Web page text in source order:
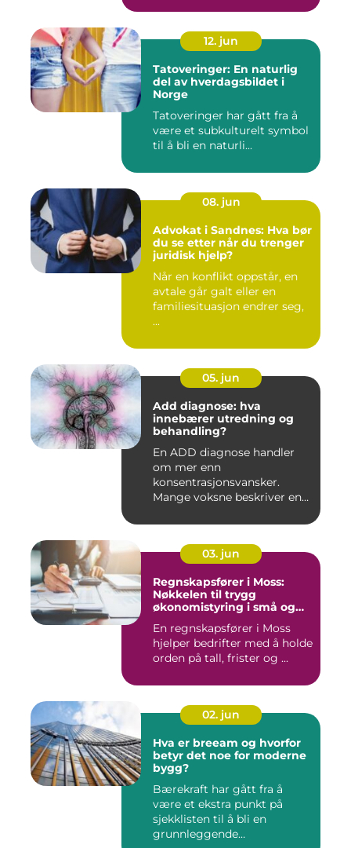
12. jun
Tatoveringer: En naturlig
del av hverdagsbildet i
Norge
Tatoveringer har gått fra å
være et subkulturelt symbol
til å bli en naturli...
08. jun
Advokat i Sandnes: Hva bør
du se etter når du trenger
juridisk hjelp?
Når en konflikt oppstår, en
avtale går galt eller en
familiesituasjon endrer seg,
...
05. jun
Add diagnose: hva
innebærer utredning og
behandling?
En ADD diagnose handler
om mer enn
konsentrasjonsvansker.
Mange voksne beskriver en
03. jun
Regnskapsfører i Moss:
Nøkkelen til trygg
økonomistyring i små og
En regnskapsfører i Moss
hjelper bedrifter med å holde
orden på tall, frister og ...
02. jun
Hva er breeam og hvorfor
betyr det noe for moderne
bygg?
Bærekraft har gått fra å
være et ekstra punkt på
sjekklisten til å bli en
grunnleggende